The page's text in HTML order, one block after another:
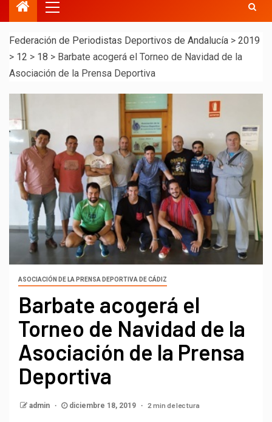
Federación de Periodistas Deportivos de Andalucía > 2019
> 12 > 18 > Barbate acogerá el Torneo de Navidad de la
Asociación de la Prensa Deportiva
ASOCIACIÓN DE LA PRENSA DEPORTIVA DE CÁDIZ
Barbate acogerá el
Torneo de Navidad de la
Asociación de la Prensa
Deportiva
admin diciembre 18, 2019 2 min de lectura